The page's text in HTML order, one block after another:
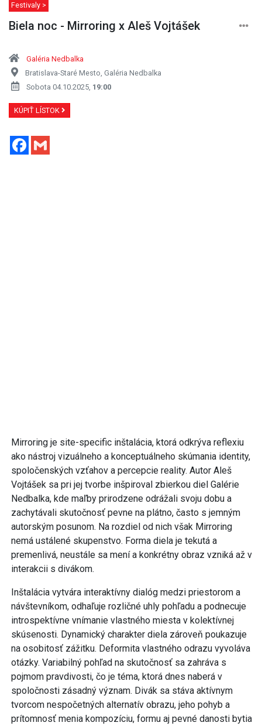
Festivaly >
Biela noc - Mirroring x Aleš Vojtášek
Galéria Nedbalka
Bratislava-Staré Mesto, Galéria Nedbalka
Sobota 04.10.2025, 19:00
KÚPIŤ LÍSTOK
Facebook
Mirroring je site-specific inštalácia, ktorá odkrýva reflexiu
ako nástroj vizuálneho a konceptuálneho skúmania identity,
spoločenských vzťahov a percepcie reality. Autor Aleš
Vojtášek sa pri jej tvorbe inšpiroval zbierkou diel Galérie
Nedbalka, kde maľby prirodzene odrážali svoju dobu a
zachytávali skutočnosť pevne na plátno, často s jemným
autorským posunom. Na rozdiel od nich však Mirroring
nemá ustálené skupenstvo. Forma diela je tekutá a
premenlivá, neustále sa mení a konkrétny obraz vzniká až v
interakcii s divákom.
Inštalácia vytvára interaktívny dialóg medzi priestorom a
návštevníkom, odhaľuje rozličné uhly pohľadu a podnecuje
introspektívne vnímanie vlastného miesta v kolektívnej
skúsenosti. Dynamický charakter diela zároveň poukazuje
na osobitosť zážitku. Deformita vlastného odrazu vyvoláva
otázky. Variabilný pohľad na skutočnosť sa zahráva s
pojmom pravdivosti, čo je téma, ktorá dnes naberá v
spoločnosti zásadný význam. Divák sa stáva aktívnym
tvorcom nespočetných alternatív obrazu, jeho pohyb a
prítomnosť menia kompozíciu, formu aj pevné danosti bytia